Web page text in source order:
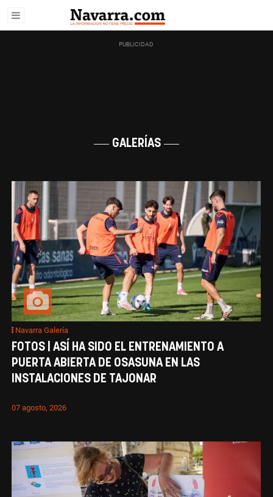
GALERÍAS
Navarra Galería
FOTOS | ASÍ HA SIDO EL ENTRENAMIENTO A
PUERTA ABIERTA DE OSASUNA EN LAS
INSTALACIONES DE TAJONAR
07 agosto, 2026